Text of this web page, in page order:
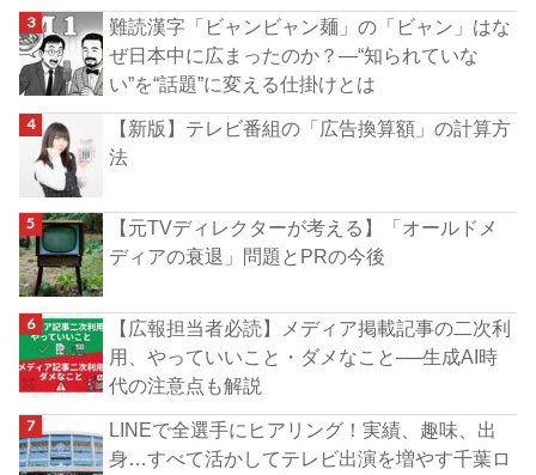
難読漢字「ビャンビャン麺」の「ビャン」はな
ぜ日本中に広まったのか？―“知られていな
い”を“話題”に変える仕掛けとは
【新版】テレビ番組の「広告換算額」の計算方
法
【元TVディレクターが考える】「オールドメ
ディアの衰退」問題とPRの今後
【広報担当者必読】メディア掲載記事の二次利
用、やっていいこと・ダメなこと──生成AI時
代の注意点も解説
LINEで全選手にヒアリング！実績、趣味、出
身…すべて活かしてテレビ出演を増やす千葉ロ